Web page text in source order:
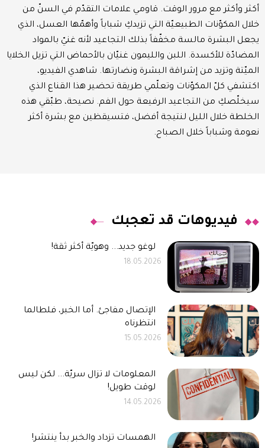
أكثر وأكثر مع مرور الوقت. قاومي علامات التقدّم في السنّ من
خلال المكوّنات الطبيعيّة التي تزيدكِ شباباً وأهمّها العسل، الذي
يجعل البشرة مالسة مخفّفاً بذلك التجاعيد لأنه غنيّ بالمواد
المضادّة للأكسدة. اللبن والليمون غنيّان بالأحماض التي تزيل الخلايا
الميّتة وتزيد من إشراقة البشرة ونضارتها. شاهدي الفيديو،
اكتشفي كلّ المكوّنات وتعلّمي طريقة تحضير هذا القناع الذي
سيخلّصكِ من التجاعيد الرفيعة حول الفم. نصيحة، طبّقي هذه
الخلطة خلال الليل لنتيجة أفضل، فتسيقظين مع بشرة أكثر
نعومة وشباباً خلال الصباح.
فيديوهات قد تعجبك
لوغو جديد... وهويّة أكثر ثقة!
18.05.2026
الإتصال مفاجئ. أما الخبر، فلطالما
انتظرناه
15.05.2026
المعلومات لا تزال سريّة... لكن ليس
لوقت طويل!
14.05.2026
الهمسات تزداد والخبر بدأ ينتشر!